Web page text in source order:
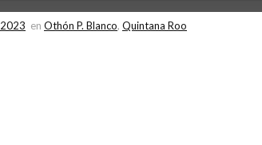
en Othón P. Blanco, Quintana Roo